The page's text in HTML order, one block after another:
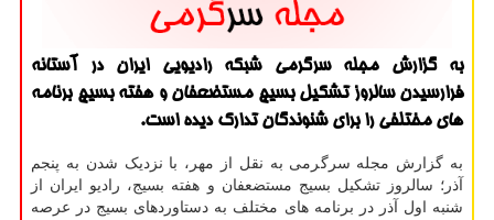
به گزارش مجله سرگرمی شبكه رادیویی ایران در آستانه
فرارسیدن سالروز تشكیل بسیج مستضعفان و هفته بسیج برنامه
های مختلفی را برای شنوندگان تدارك دیده است.
به گزارش مجله سرگرمی به نقل از مهر، با نزدیک شدن به پنجم
آذر؛ سالروز تشکیل بسیج مستضعفان و هفته بسیج، رادیو ایران از
شنبه اول آذر در برنامه های مختلف به دستاوردهای بسیج در عرصه